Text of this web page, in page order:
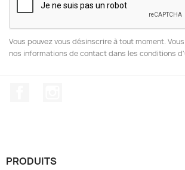
Vous pouvez vous désinscrire à tout moment.
nos informations de contact dans les conditions
PRODUITS